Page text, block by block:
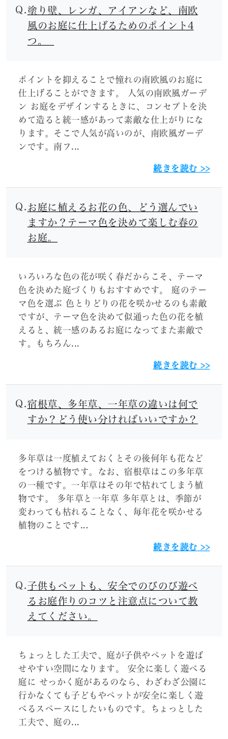
塗り壁、レンガ、アイアンなど、南欧
風のお庭に仕上げるためのポイント4
つ。
ポイントを抑えることで憧れの南欧風のお庭に
仕上げることができます。 人気の南欧風ガーデ
ン お庭をデザインするときに、コンセプトを決
めて造ると統一感があって素敵な仕上がりにな
ります。そこで人気が高いのが、南欧風ガーデ
ンです。南フ...
続きを読む
お庭に植えるお花の色、どう選んでい
ますか？テーマ色を決めて楽しむ春の
お庭。
いろいろな色の花が咲く春だからこそ、テーマ
色を決めた庭づくりもおすすめです。 庭のテー
マ色を選ぶ 色とりどりの花を咲かせるのも素敵
ですが、テーマ色を決めて似通った色の花を植
えると、統一感のあるお庭になってまた素敵で
す。もちろん...
続きを読む
宿根草、多年草、一年草の違いは何で
すか？どう使い分ければいいですか？
多年草は一度植えておくとその後何年も花など
をつける植物です。なお、宿根草はこの多年草
の一種です。一年草はその年で枯れてしまう植
物です。 多年草と一年草 多年草とは、季節が
変わっても枯れることなく、毎年花を咲かせる
植物のことです...
続きを読む
子供もペットも、安全でのびのび遊べ
るお庭作りのコツと注意点について教
えてください。
ちょっとした工夫で、庭が子供やペットを遊ば
せやすい空間になります。 安全に楽しく遊べる
庭に せっかく庭があるのなら、わざわざ公園に
行かなくても子どもやペットが安全に楽しく遊
べるスペースにしたいものです。ちょっとした
工夫で、庭の...